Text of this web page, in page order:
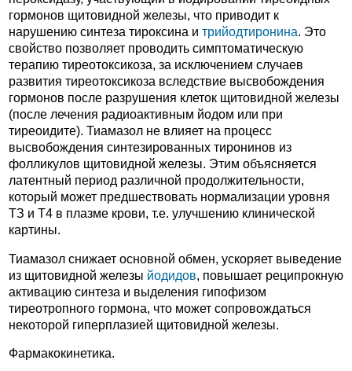
гормонов щитовидной железы, что приводит к
нарушению синтеза тироксина и трийодтиронина. Это
свойство позволяет проводить симптоматическую
терапию тиреотоксикоза, за исключением случаев
развития тиреотоксикоза вследствие высвобождения
гормонов после разрушения клеток щитовидной железы
(после лечения радиоактивным йодом или при
тиреоидите). Тиамазол не влияет на процесс
высвобождения синтезированных тиронинов из
фолликулов щитовидной железы. Этим объясняется
латентный период различной продолжительности,
который может предшествовать нормализации уровня
ТЗ и Т4 в плазме крови, т.е. улучшению клинической
картины.
Тиамазол снижает основной обмен, ускоряет выведение
из щитовидной железы йодидов, повышает реципрокную
активацию синтеза и выделения гипофизом
тиреотропного гормона, что может сопровождаться
некоторой гиперплазией щитовидной железы.
Фармакокинетика.